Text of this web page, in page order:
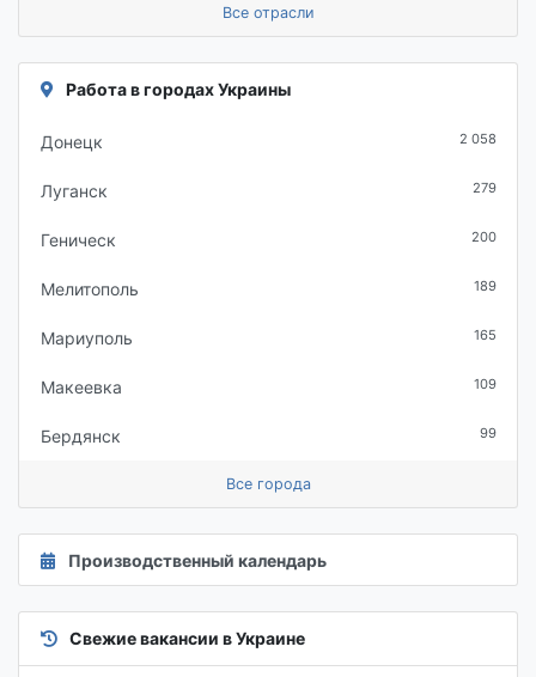
Все отрасли
Работа в городах Украины
Донецк 2 058
Луганск 279
Геническ 200
Мелитополь 189
Мариуполь 165
Макеевка 109
Бердянск 99
Все города
Производственный календарь
Свежие вакансии в Украине